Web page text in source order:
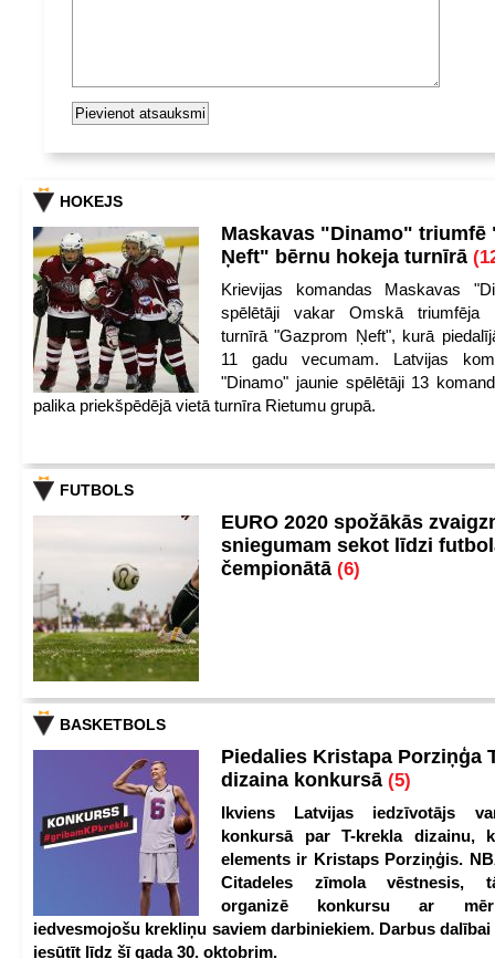
HOKEJS
Maskavas "Dinamo" triumfē
Ņeft" bērnu hokeja turnīrā
Krievijas komandas Maskavas
spēlētāji vakar Omskā triumfēja
turnīrā "Gazprom Ņeft", kurā
11 gadu vecumam. Latvijas
"Dinamo" jaunie spēlētāji 13
palika priekšpēdējā vietā turnīra Rietumu grupā.
FUTBOLS
EURO 2020 spožākās
sniegumam sekot līdzi
čempionātā (6)
BASKETBOLS
Piedalies Kristapa Porziņģa
dizaina konkursā (5)
Ikviens Latvijas iedzīvotājs
konkursā par T-krekla dizainu,
elements ir Kristaps Porziņģis.
Citadeles zīmola vēstnesis,
organizē konkursu ar
iedvesmojošu krekliņu saviem darbiniekiem. Darbus
iesūtīt līdz šī gada 30. oktobrim.